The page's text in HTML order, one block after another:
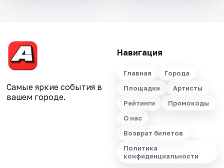
Самые яркие события в
вашем городе.
Навигация
Главная
Города
Площадки
Артисты
Рейтинги
Промокоды
О нас
Возврат билетов
Политика
конфиденциальности